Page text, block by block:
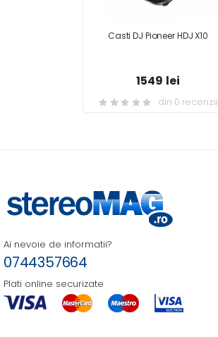
Casti DJ Pioneer HDJ X10
1549 lei
din 0 recenzii
Ai nevoie de informatii?
0744357664
Plati online securizate